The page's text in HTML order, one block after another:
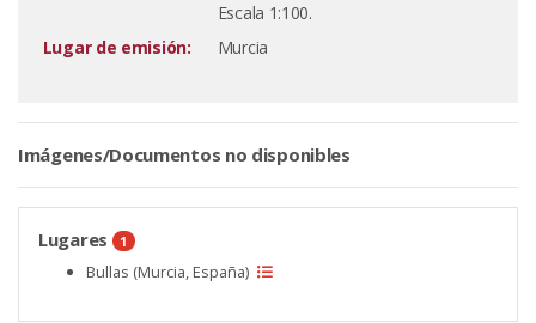
Escala 1:100.
Lugar de emisión:
Murcia
Imágenes/Documentos no disponibles
Lugares 1
Bullas (Murcia, España)